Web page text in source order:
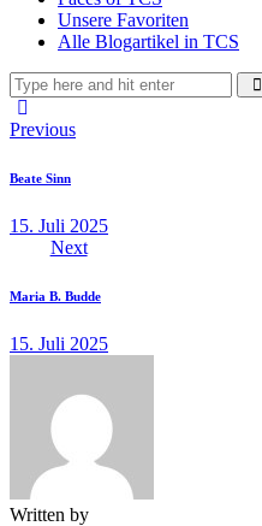
Unsere Favoriten
Alle Blogartikel in TCS
Beitragsnavigation
Previous
Beate Sinn
15. Juli 2025
Next
Maria B. Budde
15. Juli 2025
Written by